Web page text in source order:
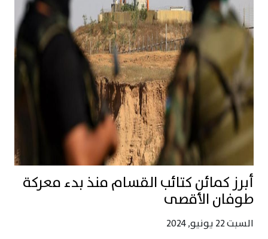
أبرز كمائن كتائب القسام منذ بدء معركة
طوفان الأقصى
السبت 22 يونيو, 2024